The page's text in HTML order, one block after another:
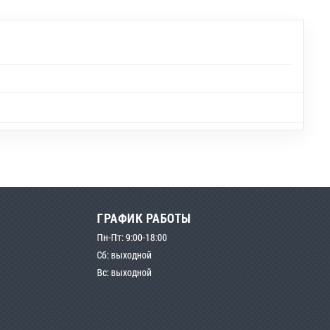
ГРАФИК РАБОТЫ
Пн-Пт: 9:00-18:00
Сб: выходной
Вс: выходной